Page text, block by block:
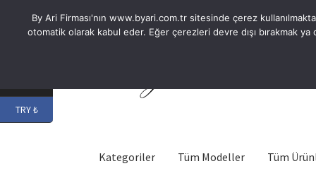
Dolaşıma
İçeriğe
Kategoriler Tüm Modeller Tüm
TRY ₺
By Ari Firması'nın www.byari.com.tr sitesinde çerez
otomatik olarak kabul eder. Eğer çerezleri devre dışı bırakmak